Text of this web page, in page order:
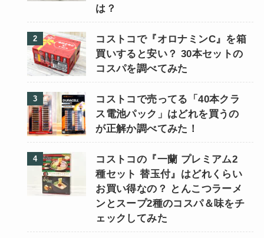
は？
コストコで『オロナミンC』を箱
買いすると安い？ 30本セットの
コスパを調べてみた
コストコで売ってる「40本クラ
ス電池パック」はどれを買うの
が正解か調べてみた！
コストコの『一蘭 プレミアム2
種セット 替玉付』はどれくらい
お買い得なの？ とんこつラーメ
ンとスープ2種のコスパ＆味をチ
ェックしてみた